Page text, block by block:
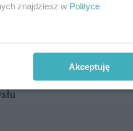
znajdziesz w Polityce
Akceptuję